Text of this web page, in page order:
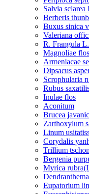
Salvia sclarea
Berberis
Buxus sinica
Valeriana
R. Frangula L.
Magnoliae flos
Armeniacae
Dipsacus
Scrophularia
Rubus
Inulae flos
Aconitum
Brucea
Zarthoxylum
Linum
Corydalis
Trillium
Bergenia
Myrica
Eupatorium